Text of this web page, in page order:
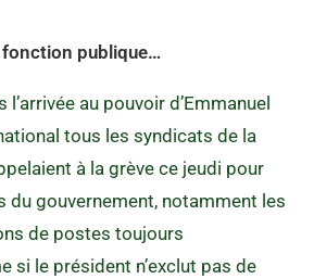
publique…
au pouvoir d’Emmanuel
tous les syndicats de la
à la grève ce jeudi pour
du gouvernement, notamment les
de postes toujours
si le président n’exclut pas de